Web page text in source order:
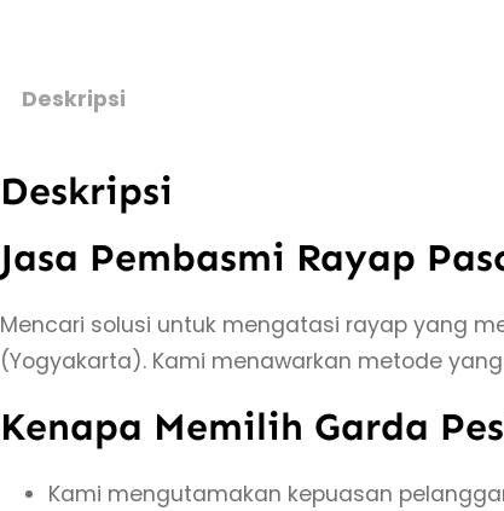
Deskripsi
Deskripsi
Jasa Pembasmi Rayap
Mencari solusi untuk mengatasi rayap yang
(Yogyakarta). Kami menawarkan metode
Kenapa Memilih Garda
Kami mengutamakan kepuasan